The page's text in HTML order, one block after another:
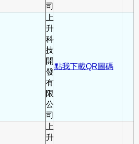
司
上
升
科
技
開
發
有
限
公
司
點我下載QR圖碼
上
升